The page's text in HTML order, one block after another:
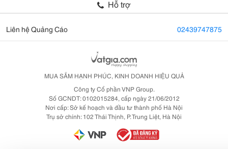
Hỗ trợ
Liên hệ Quảng Cáo 02439747875
MUA SẮM HẠNH PHÚC, KINH DOANH HIỆU QUẢ
Công ty Cổ phần VNP Group.
Số GCNDT: 0102015284, cấp ngày 21/06/2012
Nơi cấp: Sở kế hoạch và đầu tư thành phố Hà Nội
Trụ sở chính: 102 Thái Thịnh, P. Trung Liệt, Hà Nội